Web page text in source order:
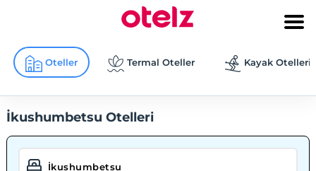
Oteller Termal Oteller Kayak Otelleri
İkushumbetsu Otelleri